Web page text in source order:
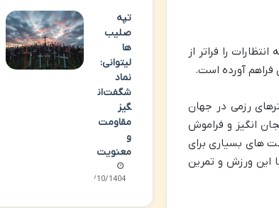
را فراتر از
فراهم آورده است.
رزمی در جهان
انگیز و فراموش
های بسیاری برای
این ورزش و تمرین
تپه
صلیب
ها
لیتوانی:
نماد
شگفت‌ان
گیز
مقاومت
و
معنویت
02/10/1404